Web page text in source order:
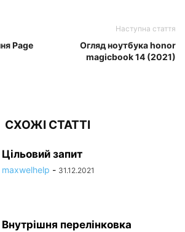
Page
Наступна стаття
Огляд ноутбука honor
magicbook 14 (2021)
СХОЖІ СТАТТІ
Цільовий запит
maxwelhelp - 31.12.2021
Внутрішня перелінковка